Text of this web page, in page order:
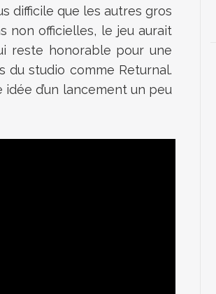
difficile que les autres gros
non officielles, le jeu aurait
reste honorable pour une
du studio comme Returnal.
d’un lancement un peu